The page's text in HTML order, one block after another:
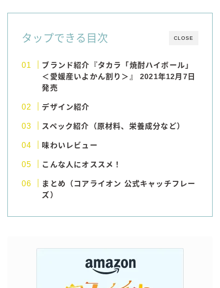
運営者情報
お問い合わせ
CLOSE
タップできる目次
ブランド紹介『タカラ「焼酎ハイボール」
＜愛媛産いよかん割り＞』 2021年12月7日
発売
デザイン紹介
スペック紹介（原材料、栄養成分など）
味わいレビュー
こんな人にオススメ！
まとめ（コアライオン 公式キャッチフレー
ズ）